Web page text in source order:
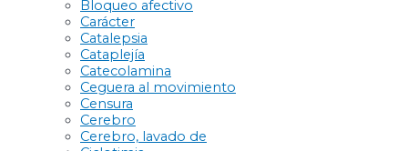
Bloqueo afectivo
Carácter
Catalepsia
Cataplejía
Catecolamina
Ceguera al movimiento
Censura
Cerebro
Cerebro, lavado de